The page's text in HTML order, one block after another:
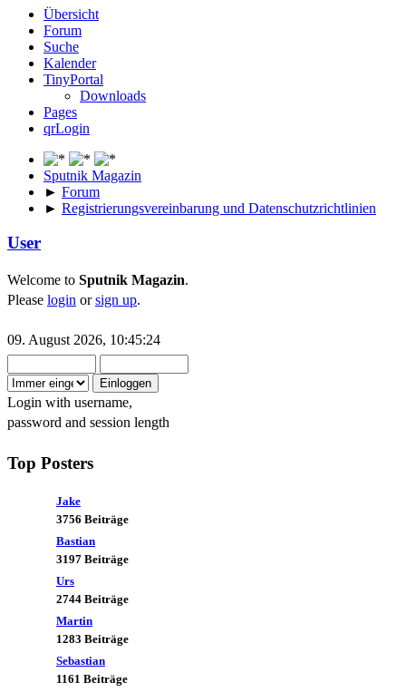
Übersicht
Forum
Suche
Kalender
TinyPortal
Downloads
Pages
qrLogin
Sputnik Magazin
► Forum
► Registrierungsvereinbarung und Datenschutzrichtlinien
User
Welcome to Sputnik Magazin.
Please login orsign up.
09. August 2026, 10:45:24
Login with username,
password and session length
Top Posters
Jake
3756 Beiträge
Bastian
3197 Beiträge
Urs
2744 Beiträge
Martin
1283 Beiträge
Sebastian
1161 Beiträge
🔴 LIVE 🌋 Erdbeben:
Campi Flegrei
Martin:
2025-01-20, 14:23:37
Wetter-Panorama:
Österreich
:
2025-01-20, 14:27:08
Wetter-Panorama:
2025-01-20, 14:30:21
⛅Wetter-Panorama:
GeraldZimmer:
2026-07-14, 09:57:42
⛅LeWetter:
UNWETTER auf uns zu...
2026-08-07, 07:21:24
Engelwetter
Extreme Hitze/Hitzewelle
wohl vom Tisch, Mittelfrist
trotzdem unsicher...
Wettervorhersage 07.08.26